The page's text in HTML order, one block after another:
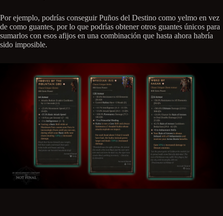
Por ejemplo, podrías conseguir Puños del Destino como yelmo en vez
de como guantes, por lo que podrías obtener otros guantes únicos para
sumarlos con esos afijos en una combinación que hasta ahora habría
sido imposible.